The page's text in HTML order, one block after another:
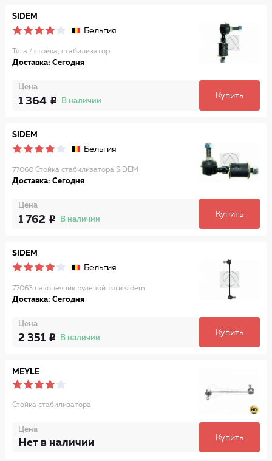
SIDEM
Бельгия
Тяга / стойка, стабилизатор
Доставка: Сегодня
Цена
1 364 В наличии
Купить
SIDEM
Бельгия
77060 Стойка стабилизатора SIDEM
Доставка: Сегодня
Цена
1 762 В наличии
Купить
SIDEM
Бельгия
77063 наконечник рулевой тяги sidem
Доставка: Сегодня
Цена
2 351 В наличии
Купить
MEYLE
Стойка стабилизатора
Цена
Нет в наличии Купить